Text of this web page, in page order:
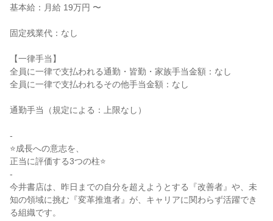
基本給：月給 19万円 〜
固定残業代：なし
【一律手当】
全員に一律で支払われる通勤・皆勤・家族手当金額：なし
全員に一律で支払われるその他手当金額：なし
通勤手当（規定による：上限なし）
-
⭐成長への意志を、
正当に評価する3つの柱⭐
-
今井書店は、昨日までの自分を超えようとする『改善者』や、未
知の領域に挑む『変革推進者』が、キャリアに関わらず活躍でき
る組織です。